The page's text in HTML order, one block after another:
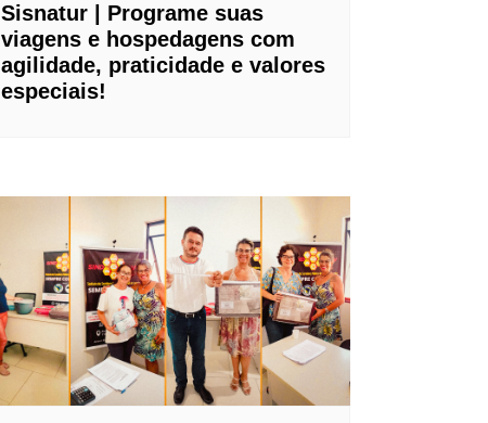
Sisnatur | Programe suas
viagens e hospedagens com
agilidade, praticidade e valores
especiais!